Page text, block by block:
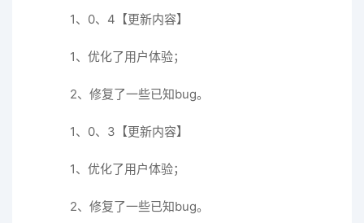
1、0、4【更新内容】
1、优化了用户体验；
2、修复了一些已知bug。
1、0、3【更新内容】
1、优化了用户体验；
2、修复了一些已知bug。